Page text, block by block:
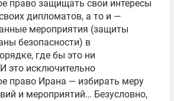
право защищать свои интересы
дипломатов, а то и —
мероприятия (защиты
безопасности) в
где бы это ни
это исключительно
право Ирана — избирать меру
и мероприятий… Безусловно,